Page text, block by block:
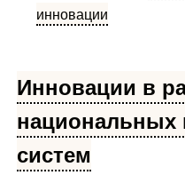
инновации
Инновации в
систем